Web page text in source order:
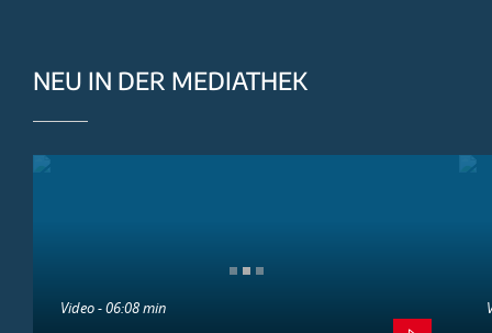
NEU IN DER MEDIATHEK
Video - 06:08 min